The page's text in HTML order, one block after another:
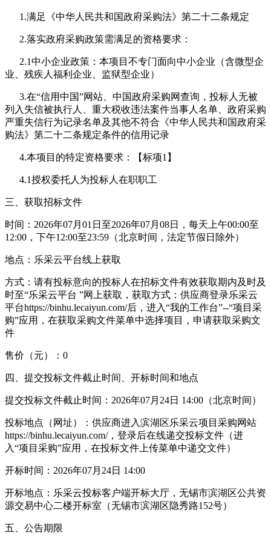
1.满足《中华人民共和国政府采购法》第二十二条规定
2.落实政府采购政策需满足的资格要求：
2.1中小企业政策：本项目不专门面向中小企业（含微型企
业、残疾人福利企业、监狱型企业）
3.在“信用中国”网站、中国政府采购网查询，投标人无被
列入失信被执行人、重大税收违法案件当事人名单、政府采购
严重失信行为记录名单及其他不符合《中华人民共和国政府采
购法》第二十二条规定条件的信用记录
4.本项目的特定资格要求：【标项1】
4.1授权委托人为投标人在职职工
三、获取招标文件
时间：2026年07月01日至2026年07月08日，每天上午00:00至
12:00，下午12:00至23:59（北京时间，法定节假日除外）
地点：乐采云平台线上获取
方式：请有投标意向的投标人在招标文件有效获取期内及时及
时至“乐采云平台 ”网上获取，获取方式：供应商登录乐采云
平台https://binhu.lecaiyun.com/后，进入“我的工作台”--“项目采
购”应用，在获取采购文件菜单中选择项目，申请获取采购文
件
售价（元）：0
四、提交投标文件截止时间、开标时间和地点
提交投标文件截止时间：2026年07月24日 14:00（北京时间）
投标地点（网址）：供应商进入滨湖区乐采云项目采购网站
https://binhu.lecaiyun.com/，登录后在线递交投标文件（进
入“项目采购”应用，在投标文件上传菜单中递交文件）
开标时间：2026年07月24日 14:00
开标地点：乐采云投标客户端开标大厅，无锡市滨湖区公共资
源交易中心二楼开标室（无锡市滨湖区隐秀路152号）
五、公告期限